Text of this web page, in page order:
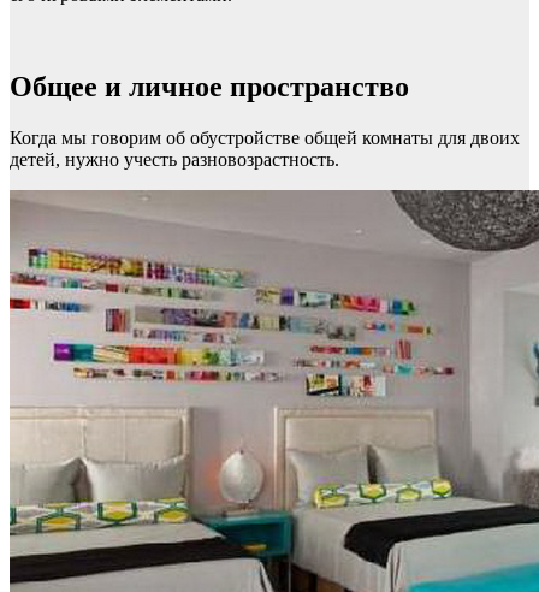
Общее и личное пространство
Когда мы говорим об обустройстве общей комнаты для двоих
детей, нужно учесть разновозрастность.